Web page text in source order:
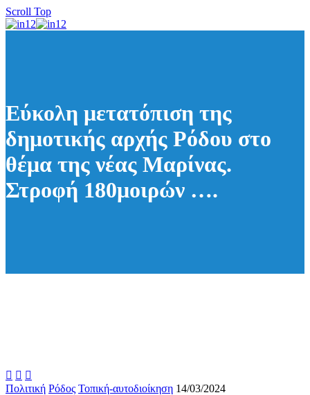
Scroll Top
Εύκολη μετατόπιση της
δημοτικής αρχής Ρόδου στο
θέμα της νέας Μαρίνας.
Στροφή 180μοιρών ….
  
Πολιτική Ρόδος Τοπική-αυτοδιοίκηση 14/03/2024